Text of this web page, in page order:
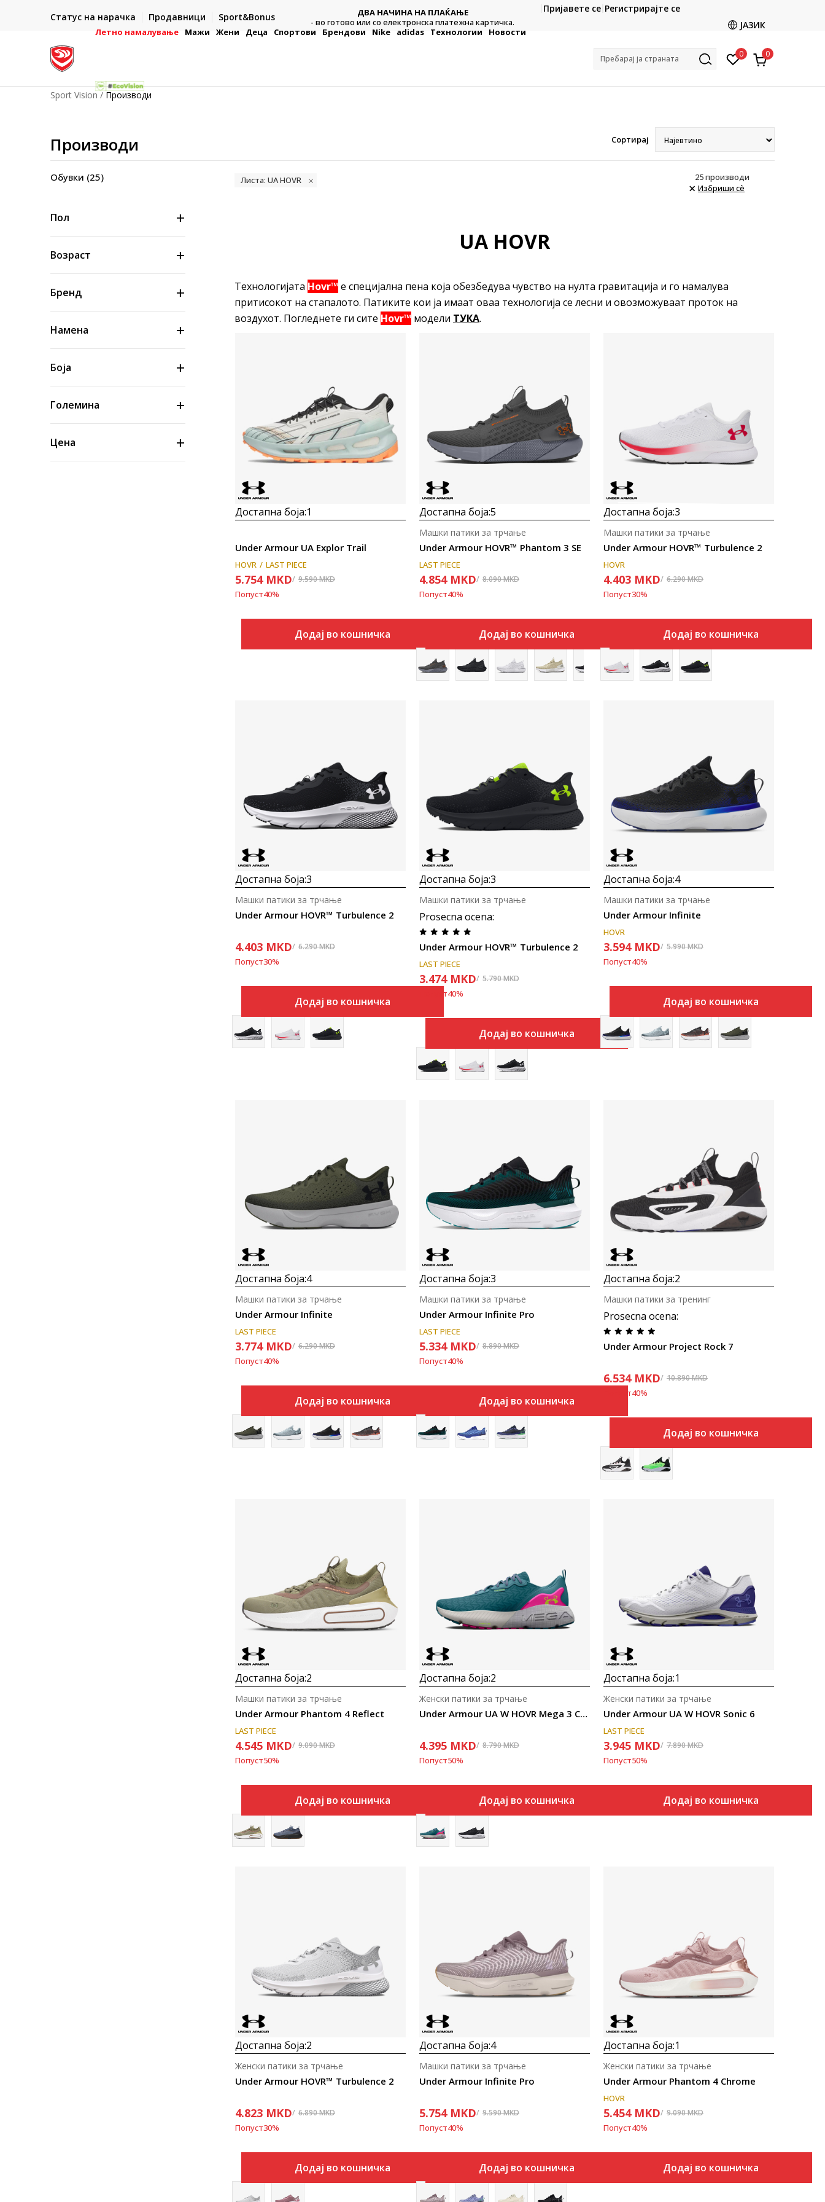
Статус на нарачка Продавници Sport&Bonus
платежна
ДВА НАЧИНА НА ПЛАЌАЊЕ
- во готово или со електронска платежна картичка.
Платете со картичка online и подигнете во продавницата
по ваш избор
Ценовник
Пријавете се Регистрирајте се
ЈАЗИК
Летно намалување Мажи Жени Деца Спортови Брендови Nike adidas Технологии Новости
Пребарај ја страната 0 0
Sport Vision Производи
Производи Сортирај
Обувки (25)
Пол
Возраст
Бренд
Намена
Боја
Големина
Цена
Листа: UA HOVR 25производи
Избриши сè
UA HOVR
Технологијата Hovr™ е специјална пена која обезбедува чувство на нулта гравитација и го намалува
притисокот на стапалото. Патиките кои ја имаат оваа технологија се лесни и овозможуваат проток на
воздухот. Погледнете ги сите Hovr™ модели ТУКА.
Uporedi
Достапна боја:1
Under Armour UA Explor Trail
HOVR LAST PIECE
5.754 MKD 9.590MKD
Попуст40%
Додај во кошничка
Uporedi
Достапна боја:5
Under Armour HOVR™ Phantom 3 SE
Машки патики за трчање
LAST PIECE
4.854 MKD 8.090MKD
Попуст40%
Додај во кошничка
Uporedi
Достапна боја:3
Under Armour HOVR™ Turbulence 2
Машки патики за трчање
HOVR
4.403 MKD 6.290MKD
Попуст30%
Додај во кошничка
Uporedi
Достапна боја:3
Under Armour HOVR™ Turbulence 2
Машки патики за трчање
4.403 MKD 6.290MKD
Попуст30%
Додај во кошничка
Uporedi
Достапна боја:3
Prosecna ocena:
Under Armour HOVR™ Turbulence 2
Машки патики за трчање
LAST PIECE
3.474 MKD 5.790MKD
Попуст40%
Додај во кошничка
Uporedi
Достапна боја:4
Under Armour Infinite
Машки патики за трчање
HOVR
3.594 MKD 5.990MKD
Попуст40%
Додај во кошничка
Uporedi
Достапна боја:4
Under Armour Infinite
Машки патики за трчање
LAST PIECE
3.774 MKD 6.290MKD
Попуст40%
Додај во кошничка
Uporedi
Достапна боја:3
Under Armour Infinite Pro
Машки патики за трчање
LAST PIECE
5.334 MKD 8.890MKD
Попуст40%
Додај во кошничка
Uporedi
Достапна боја:2
Prosecna ocena:
Under Armour Project Rock 7
Машки патики за тренинг
6.534 MKD 10.890MKD
Попуст40%
Додај во кошничка
Uporedi
Достапна боја:2
Under Armour Phantom 4 Reflect
Машки патики за трчање
LAST PIECE
4.545 MKD 9.090MKD
Попуст50%
Додај во кошничка
Uporedi
Достапна боја:2
Under Armour UA W HOVR Mega 3 Clone
Женски патики за трчање
4.395 MKD 8.790MKD
Попуст50%
Додај во кошничка
Uporedi
Достапна боја:1
Under Armour UA W HOVR Sonic 6
Женски патики за трчање
LAST PIECE
3.945 MKD 7.890MKD
Попуст50%
Додај во кошничка
Uporedi
Достапна боја:2
Under Armour HOVR™ Turbulence 2
Женски патики за трчање
4.823 MKD 6.890MKD
Попуст30%
Додај во кошничка
Uporedi
Достапна боја:4
Under Armour Infinite Pro
Машки патики за трчање
5.754 MKD 9.590MKD
Попуст40%
Додај во кошничка
Uporedi
Достапна боја:1
Under Armour Phantom 4 Chrome
Женски патики за трчање
HOVR
5.454 MKD 9.090MKD
Попуст40%
Додај во кошничка